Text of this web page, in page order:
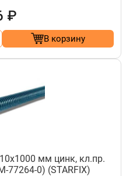
₽
В корзину
мм цинк, кл.пр.
77264-0) (STARFIX)